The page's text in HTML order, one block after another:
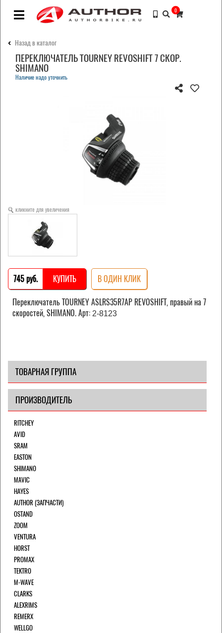
0
Назад в каталог
ПЕРЕКЛЮЧАТЕЛЬ TOURNEY REVOSHIFT 7 СКОР.
SHIMANO
Наличие надо уточнить
кликните для увеличения
745 pуб. КУПИТЬ В ОДИН КЛИК
Переключатель TOURNEY ASLRS35R7AP REVOSHIFT, правый на 7
скоростей, SHIMANO. Арт: 2-8123
ТОВАРНАЯ ГРУППА
ПРОИЗВОДИТЕЛЬ
RITCHEY
AVID
SRAM
EASTON
SHIMANO
MAVIC
HAYES
AUTHOR (ЗАПЧАСТИ)
OSTAND
ZOOM
VENTURA
HORST
PROMAX
TEKTRO
M-WAVE
CLARKS
ALEXRIMS
REMERX
WELLGO